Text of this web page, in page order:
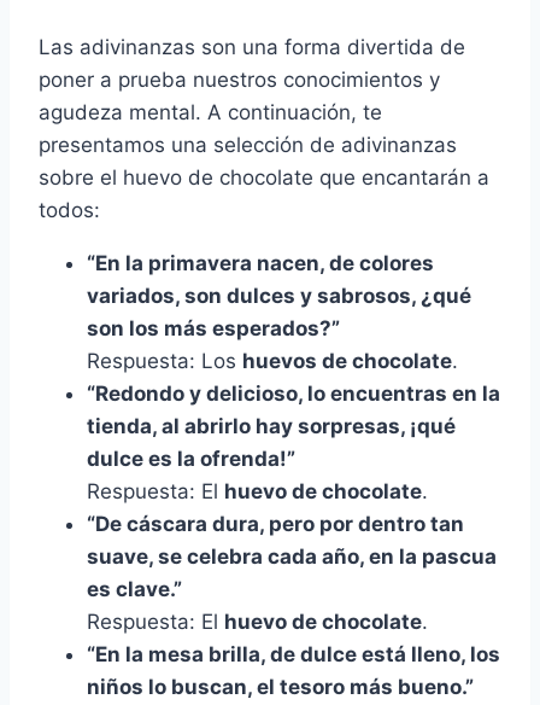
Las adivinanzas son una forma divertida de
poner a prueba nuestros conocimientos y
agudeza mental. A continuación, te
presentamos una selección de adivinanzas
sobre el huevo de chocolate que encantarán a
todos:
“En la primavera nacen, de colores
variados, son dulces y sabrosos, ¿qué
son los más esperados?”
Respuesta: Los huevos de chocolate.
“Redondo y delicioso, lo encuentras en la
tienda, al abrirlo hay sorpresas, ¡qué
dulce es la ofrenda!”
Respuesta: El huevo de chocolate.
“De cáscara dura, pero por dentro tan
suave, se celebra cada año, en la pascua
es clave.”
Respuesta: El huevo de chocolate.
“En la mesa brilla, de dulce está lleno, los
niños lo buscan, el tesoro más bueno.”